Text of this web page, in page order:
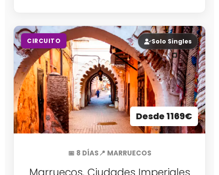
CIRCUITO Solo Singles
Desde 1169€
📅 8 DÍAS📍 MARRUECOS